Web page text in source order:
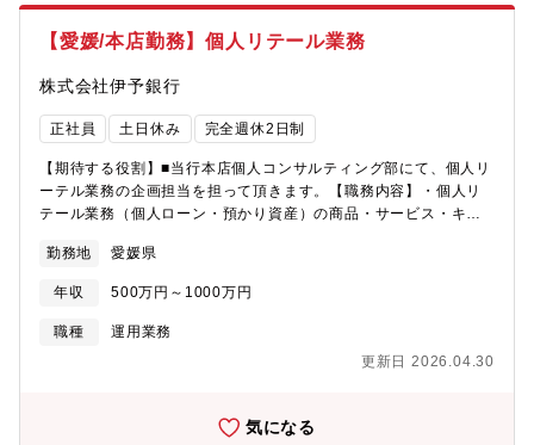
【愛媛/本店勤務】個人リテール業務
株式会社伊予銀行
正社員 土日休み 完全週休2日制
【期待する役割】■当行本店個人コンサルティング部にて、個人リ
ーテル業務の企画担当を担って頂きます。【職務内容】・個人リ
テール業務（個人ローン・預かり資産）の商品・サービス・キャ
ルにかかる個人向けデジタルサービスの企画および営業推進■商品
例個人ローン例…住宅ローン、マイカーローン、教育ローン、フ
リーローン、カードローンなど※商品企画例…HOME SAFETYア
プリなど預かり資産…投資信託、債券など【募集背景】部門強化
16名（2025年4月時点）中途入行者１名（2025年4月時点）
勤務地 愛媛県
年収 500万円～1000万円
職種
運用業務
更新日 2026.04.30
気になる